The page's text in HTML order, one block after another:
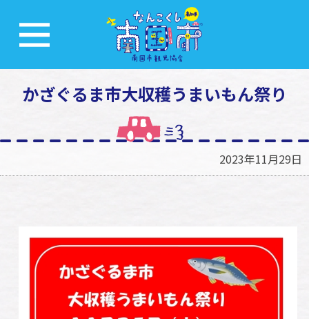
かざぐるま市大収穫うまいもん祭り
2023年11月29日